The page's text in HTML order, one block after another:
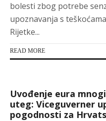
bolesti zbog potrebe
upoznavanja s
Rijetke...
READ MORE
Uvođenje eura
uteg: Viceguverner
pogodnosti za